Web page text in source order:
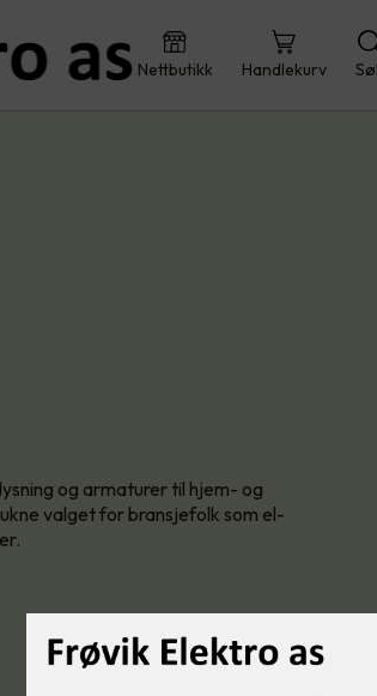
Nettbutikk Handlekurv
og armaturer til hjem- og
valget for bransjefolk som el-